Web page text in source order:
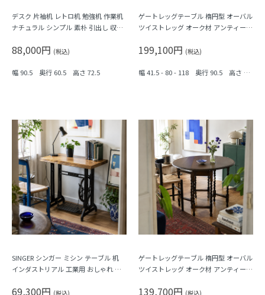
デスク 片袖机 レトロ机 勉強机 作業机
ナチュラル シンプル 素朴 引出し 収納
88,000円 (税込)
幅 90.5 奥行 60.5 高さ 72.5
ゲートレッグテーブル 楕円型 オーバル
ツイストレッグ オーク材 アンティーク
199,100円 (税込)
幅 41.5 - 80 - 118 奥行 90.5 高さ 73.
SINGER シンガー ミシン テーブル 机
インダストリアル 工業用 おしゃれ 一
69,300円 (税込)
ゲートレッグテーブル 楕円型 オーバル
ツイストレッグ オーク材 アンティーク
139,700円 (税込)